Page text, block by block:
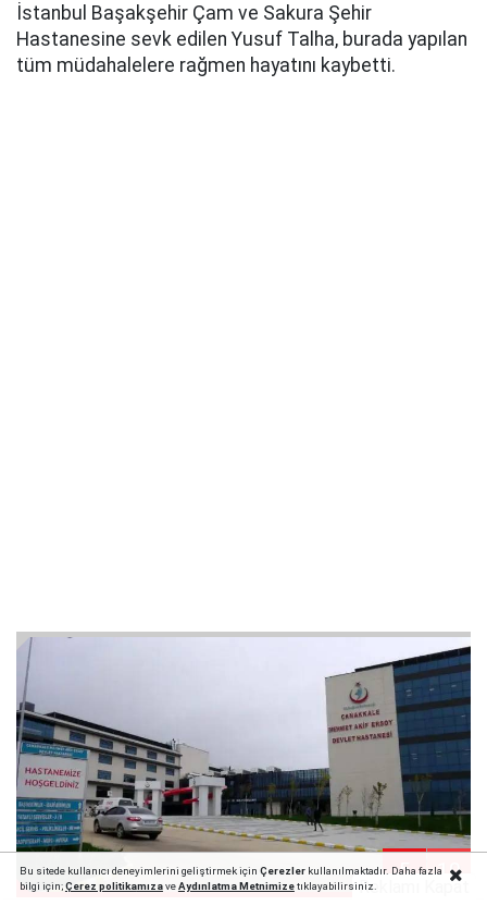
İstanbul Başakşehir Çam ve Sakura Şehir
Hastanesine sevk edilen Yusuf Talha, burada yapılan
tüm müdahalelere rağmen hayatını kaybetti.
5 10
Bu sitede kullanıcı deneyimlerini geliştirmek için Çerezlerkullanılmaktadır. Daha fazla
bilgi için;Çerez politikamızaveAydınlatma Metnimizetıklayabilirsiniz.Reklamı Kapat